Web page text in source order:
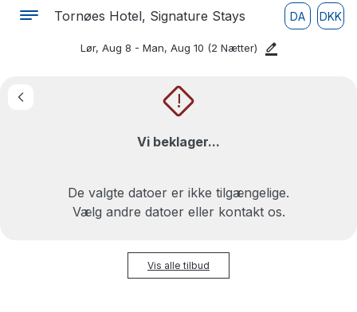
Tornøes Hotel, Signature Stays DA DKK
Lør, Aug 8 - Man, Aug 10 (2 Nætter)
!
Vi beklager...
De valgte datoer er ikke tilgængelige.
Vælg andre datoer eller kontakt os.
Vis alle tilbud